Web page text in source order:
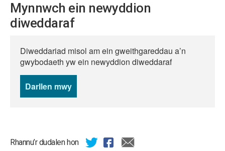
Mynnwch ein newyddion
diweddaraf
Diweddariad misol am ein gweithgareddau a’n
gwybodaeth yw ein newyddion diweddaraf
Darllen mwy
newyddion
Rhannu’r dudalen hon